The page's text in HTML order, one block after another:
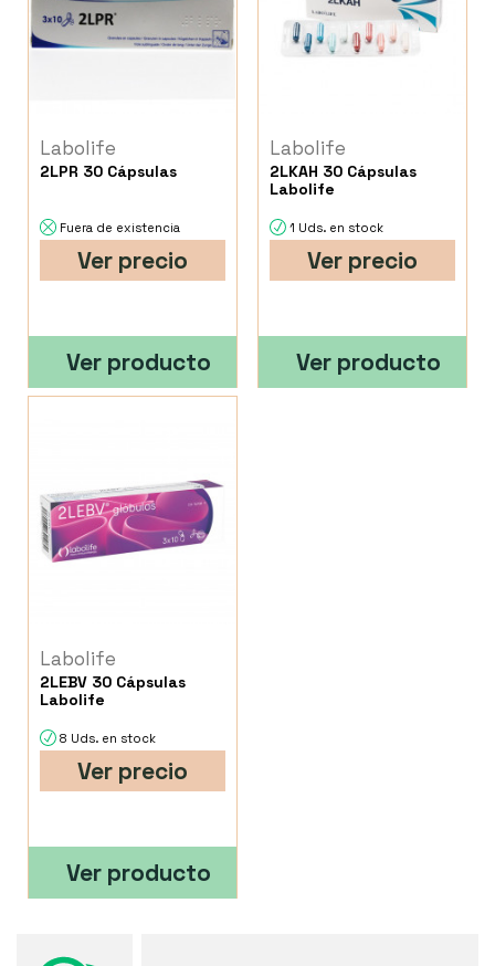
Labolife
2LPR 30 Cápsulas
Fuera de existencia
Ver precio
Ver producto
Labolife
2LKAH 30 Cápsulas
Labolife
1 Uds. en stock
Ver precio
Ver producto
Labolife
2LEBV 30 Cápsulas
Labolife
8 Uds. en stock
Ver precio
Ver producto